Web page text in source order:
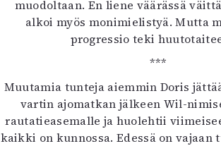
muodoltaan. En liene väärässä
alkoi myös monimielistyä. Mutta
progressio teki
***
Muutamia tunteja aiemmin Doris
vartin ajomatkan jälkeen Wil-
rautatieasemalle ja huolehtii
kaikki on kunnossa. Edessä on vajaan